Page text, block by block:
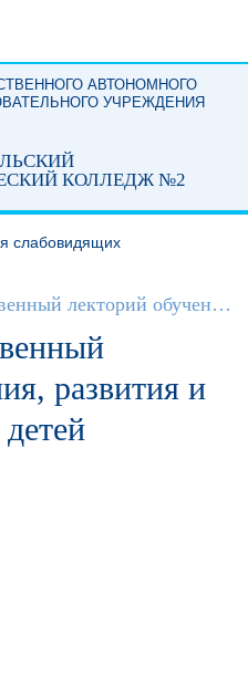
АВТОНОМНОГО
УЧРЕЖДЕНИЯ
КОЛЛЕДЖ №2
слабовидящих
лекторий обучения,...
развития и